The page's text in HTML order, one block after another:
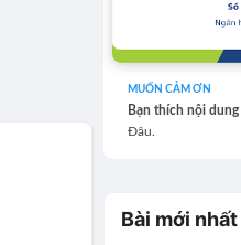
MUỐN CẢM ƠN
Bạn thích nội
Đâu.
Bài mới nhất